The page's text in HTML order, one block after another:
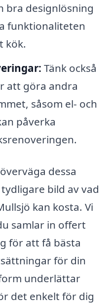
bra designlösning
funktionaliteten
kök.
Tänk också
att göra andra
såsom el- och
påverka
dessa
bild av vad
kan kosta. Vi
samlar in offert
för att få bästa
för din
underlättar
det enkelt för dig